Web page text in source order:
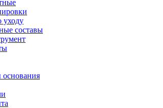
уходу
составы